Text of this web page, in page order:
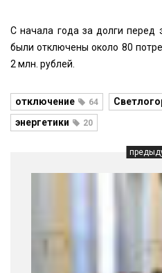
С начала года за долги перед
были отключены около 80
2 млн. рублей.
отключение 64
энергетики 20